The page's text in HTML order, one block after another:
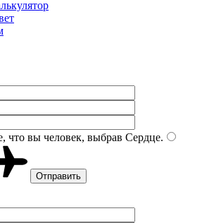
что вы человек, выбрав Сердце.